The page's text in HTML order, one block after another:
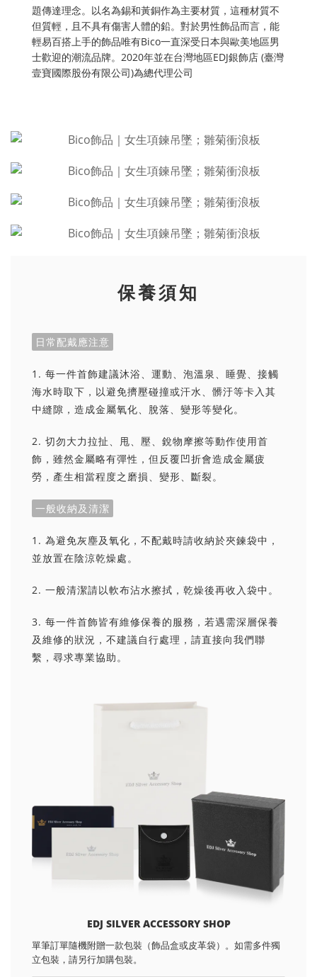
題傳達理念。以名為錫和黃銅作為主要材質，這種材質不
但質輕，且不具有傷害人體的鉛。對於男性飾品而言，能
輕易百搭上手的飾品唯有Bico一直深受日本與歐美地區男
士歡迎的潮流品牌。2020年並在台灣地區EDJ銀飾店 (臺灣
壹寶國際股份有限公司)為總代理公司
保養須知
日常配戴應注意
1. 每一件首飾建議沐浴、運動、泡溫泉、睡覺、接觸
海水時取下，以避免擠壓碰撞或汗水、髒汙等卡入其
中縫隙，造成金屬氧化、脫落、變形等變化。
2. 切勿大力拉扯、甩、壓、銳物摩擦等動作使用首
飾，雖然金屬略有彈性，但反覆凹折會造成金屬疲
勞，產生相當程度之磨損、變形、斷裂。
一般收納及清潔
1. 為避免灰塵及氧化，不配戴時請收納於夾鍊袋中，
並放置在陰涼乾燥處。
2. 一般清潔請以軟布沾水擦拭，乾燥後再收入袋中。
3. 每一件首飾皆有維修保養的服務，若遇需深層保養
及維修的狀況，不建議自行處理，請直接向我們聯
繫，尋求專業協助。
EDJ SILVER ACCESSORY SHOP
單筆訂單隨機附贈一款包裝（飾品盒或皮革袋）。如需多件獨
立包裝，請另行加購包裝。